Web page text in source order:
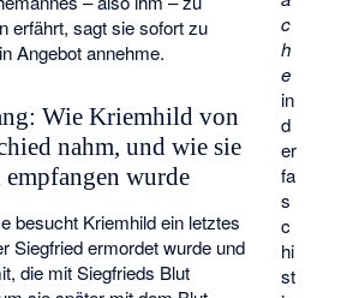
c
h
e
in
d
er
fa
s
c
hi
st
erfährt, sagt sie sofort zu
Angebot annehme.
Wie Kriemhild von
nahm, und wie sie
wurde
besucht Kriemhild ein letztes
Siegfried ermordet wurde und
die mit Siegfrieds Blut